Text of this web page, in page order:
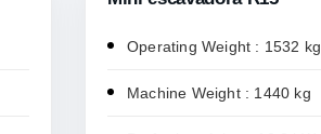
Operating Weight : 1532 kg
Machine Weight : 1440 kg